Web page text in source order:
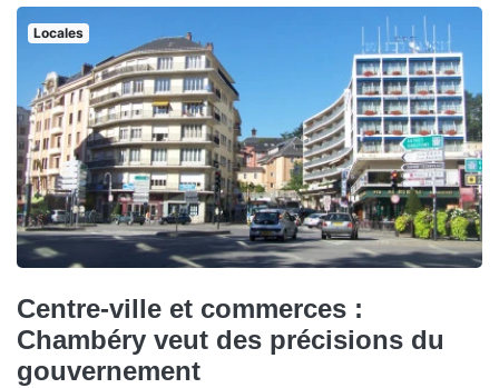
Locales
Centre-ville et commerces :
Chambéry veut des précisions du
gouvernement